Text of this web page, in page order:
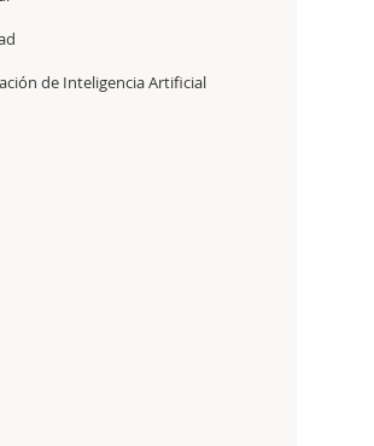
de Inteligencia Artificial